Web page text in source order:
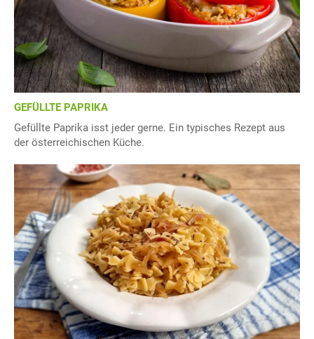
GEFÜLLTE PAPRIKA
Gefüllte Paprika isst jeder gerne. Ein typisches Rezept aus
der österreichischen Küche.